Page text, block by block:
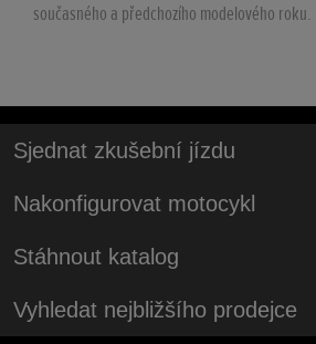
současného a předchozího modelového roku.
Sjednat zkušební jízdu
Nakonfigurovat motocykl
Stáhnout katalog
Vyhledat nejbližšího prodejce